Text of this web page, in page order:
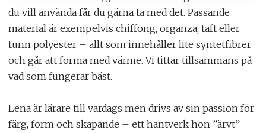
du vill använda får du gärna ta med det. Passande
material är exempelvis chiffong, organza, taft eller
tunn polyester – allt som innehåller lite syntetfibrer
och går att forma med värme. Vi tittar tillsammans på
vad som fungerar bäst.
Lena är lärare till vardags men drivs av sin passion för
färg, form och skapande – ett hantverk hon ”ärvt”